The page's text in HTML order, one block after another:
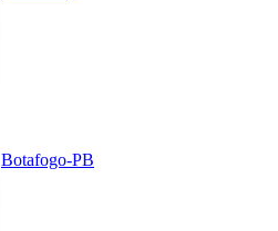
Botafogo-PB